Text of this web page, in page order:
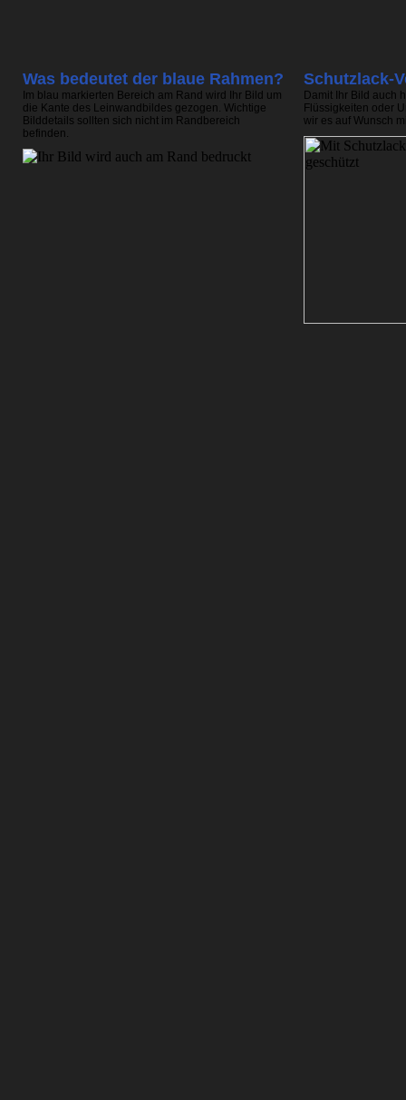
Was bedeutet der blaue Rahmen?
Im blau markierten Bereich am Rand wird Ihr Bild um
die Kante des Leinwandbildes gezogen. Wichtige
Bilddetails sollten sich nicht im Randbereich
befinden.
Schutzlack-
Damit Ihr Bild auch
Flüssigkeiten oder
wir es auf Wunsch